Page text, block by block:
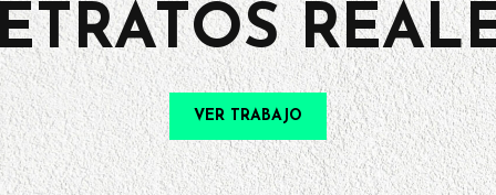
VER TRABAJO